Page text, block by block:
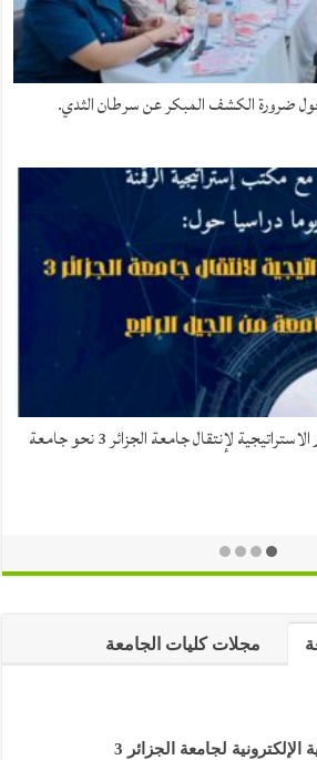
جامعة من الجيل الرابع
يوما دراسيا هاما حول آليات الوقاية من الفساد
مجلات كليات الجامعة
لجامعة الجزائر 3